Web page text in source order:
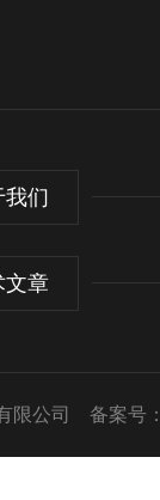
我们
文章
限公司 备案号